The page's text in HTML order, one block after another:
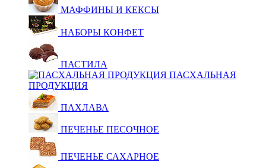
МАФФИНЫ И КЕКСЫ
НАБОРЫ КОНФЕТ
ПАСТИЛА
ПАСХАЛЬНАЯ
ПРОДУКЦИЯ
ПАХЛАВА
ПЕЧЕНЬЕ ПЕСОЧНОЕ
ПЕЧЕНЬЕ САХАРНОЕ